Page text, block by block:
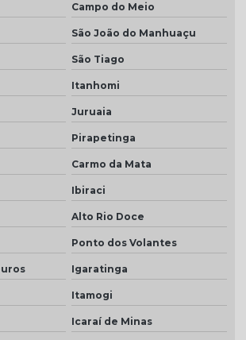
Campo do Meio
São João do Manhuaçu
São Tiago
Itanhomi
Juruaia
Pirapetinga
Carmo da Mata
Ibiraci
Alto Rio Doce
Ponto dos Volantes
Igaratinga
Itamogi
Icaraí de Minas